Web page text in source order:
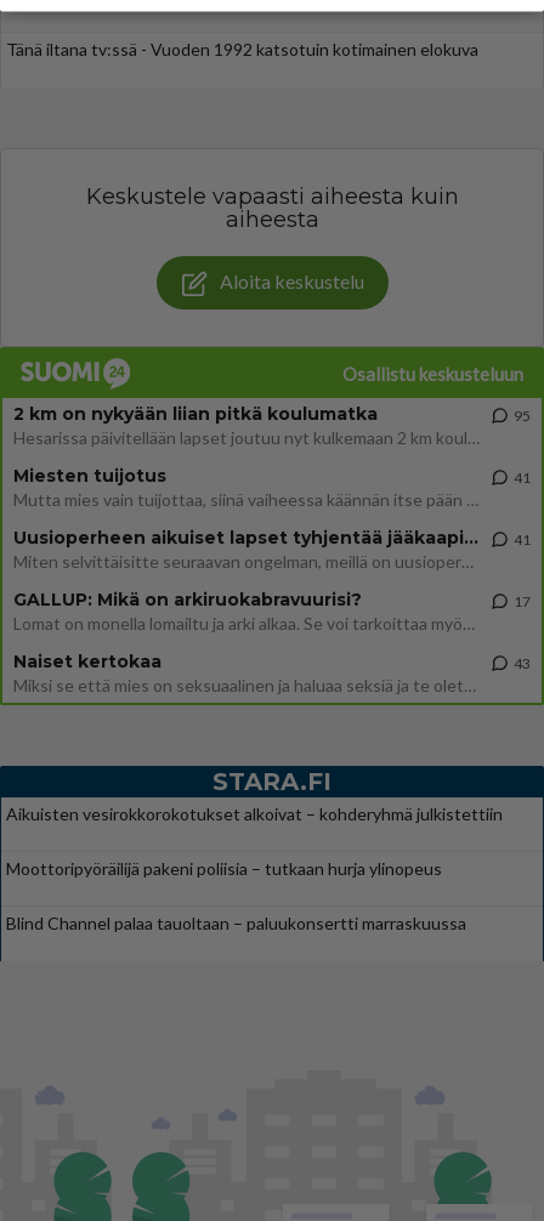
Tänä iltana tv:ssä - Vuoden 1992 katsotuin kotimainen elokuva
Keskustele vapaasti aiheesta kuin
aiheesta
Aloita keskustelu
Osallistu keskusteluun
2 km on nykyään liian pitkä koulumatka
Hesarissa päivitellään lapset joutuu nyt kulkemaan 2 km kouluun jösses. Ruostefillarilla tuo matka menee vaikka miten äk
95
Miesten tuijotus
Mutta mies vain tuijottaa, siinä vaiheessa käännän itse pään pois. Mikä juttu? Yleensä jos joku tuijottaa tai katsoo, hä
41
Uusioperheen aikuiset lapset tyhjentää jääkaapin käydessään
Miten selvittäisitte seuraavan ongelman, meillä on uusioperhe, minulla teini-ikäiset lapset ja puolisolla aikuiset, jotk
41
GALLUP: Mikä on arkiruokabravuurisi?
Lomat on monella lomailtu ja arki alkaa. Se voi tarkoittaa myös sitä, että grillailut on grillattu ja palataan arjen ruo
17
Naiset kertokaa
Miksi se että mies on seksuaalinen ja haluaa seksiä ja te olette hänen mielestänne haluttava on vastenmielistä? Mikä sii
43
STARA.FI
Aikuisten vesirokkorokotukset alkoivat – kohderyhmä julkistettiin
Moottoripyöräilijä pakeni poliisia – tutkaan hurja ylinopeus
Blind Channel palaa tauoltaan – paluukonsertti marraskuussa